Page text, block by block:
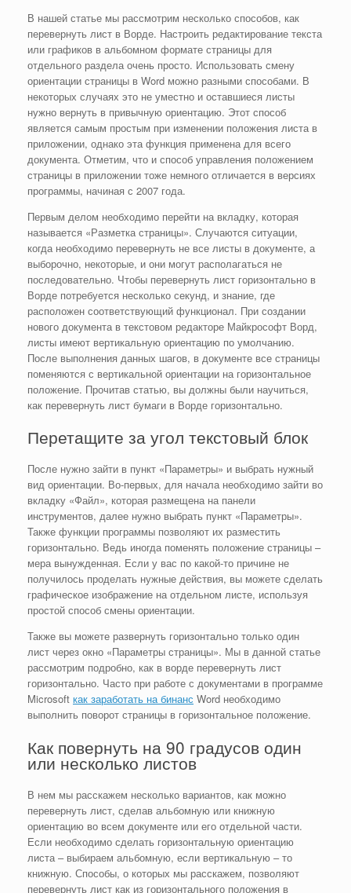
В нашей статье мы рассмотрим несколько способов, как
перевернуть лист в Ворде. Настроить редактирование текста
или графиков в альбомном формате страницы для
отдельного раздела очень просто. Использовать смену
ориентации страницы в Word можно разными способами. В
некоторых случаях это не уместно и оставшиеся листы
нужно вернуть в привычную ориентацию. Этот способ
является самым простым при изменении положения листа в
приложении, однако эта функция применена для всего
документа. Отметим, что и способ управления положением
страницы в приложении тоже немного отличается в версиях
программы, начиная с 2007 года.
Первым делом необходимо перейти на вкладку, которая
называется «Разметка страницы». Случаются ситуации,
когда необходимо перевернуть не все листы в документе, а
выборочно, некоторые, и они могут располагаться не
последовательно. Чтобы перевернуть лист горизонтально в
Ворде потребуется несколько секунд, и знание, где
расположен соответствующий функционал. При создании
нового документа в текстовом редакторе Майкрософт Ворд,
листы имеют вертикальную ориентацию по умолчанию.
После выполнения данных шагов, в документе все страницы
поменяются с вертикальной ориентации на горизонтальное
положение. Прочитав статью, вы должны были научиться,
как перевернуть лист бумаги в Ворде горизонтально.
Перетащите за угол текстовый блок
После нужно зайти в пункт «Параметры» и выбрать нужный
вид ориентации. Во-первых, для начала необходимо зайти во
вкладку «Файл», которая размещена на панели
инструментов, далее нужно выбрать пункт «Параметры».
Также функции программы позволяют их разместить
горизонтально. Ведь иногда поменять положение страницы –
мера вынужденная. Если у вас по какой-то причине не
получилось проделать нужные действия, вы можете сделать
графическое изображение на отдельном листе, используя
простой способ смены ориентации.
Также вы можете развернуть горизонтально только один
лист через окно «Параметры страницы». Мы в данной статье
рассмотрим подробно, как в ворде перевернуть лист
горизонтально. Часто при работе с документами в программе
Microsoft как заработать на бинанс Word необходимо
выполнить поворот страницы в горизонтальное положение.
Как повернуть на 90 градусов один
или несколько листов
В нем мы расскажем несколько вариантов, как можно
перевернуть лист, сделав альбомную или книжную
ориентацию во всем документе или его отдельной части.
Если необходимо сделать горизонтальную ориентацию
листа – выбираем альбомную, если вертикальную – то
книжную. Способы, о которых мы расскажем, позволяют
перевернуть лист как из горизонтального положения в